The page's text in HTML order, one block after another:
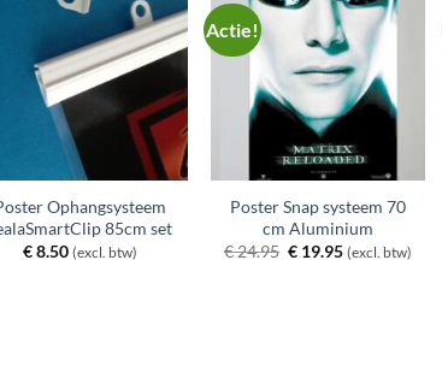
Ophangsysteem
85cm set
€8.50 (excl. btw)
Actie!
Poster Snap systeem 70
cm Aluminium
€24.95 Oorspronkelijke
€ 19.95Huidige
prijs
(excl. btw)